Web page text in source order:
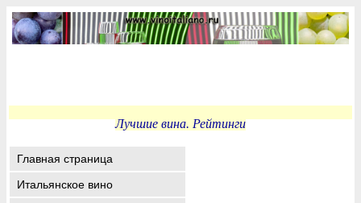
Лучшие вина. Рейтинги
Главная страница
Итальянское вино